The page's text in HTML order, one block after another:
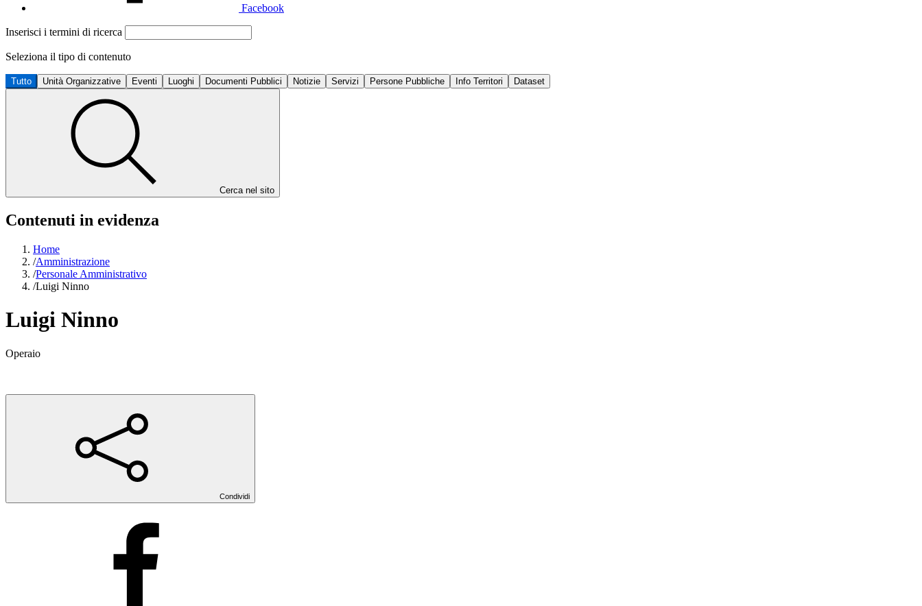
Facebook
Inserisci i termini di ricerca
Seleziona il tipo di contenuto
Tutto Unità Organizzative Eventi Luoghi Documenti Pubblici Notizie Servizi Persone Pubbliche Info Territori Dataset
Cerca nel sito
Contenuti in evidenza
Home
/Amministrazione
/Personale Amministrativo
/Luigi Ninno
Luigi Ninno
Operaio
Condividi